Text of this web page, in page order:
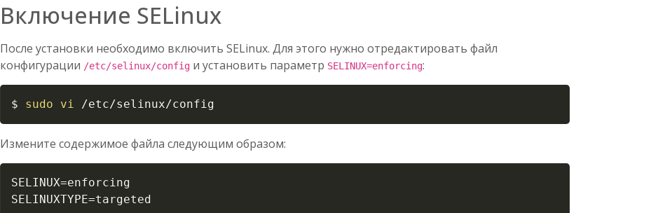
Включение SELinux
После установки необходимо включить SELinux. Для этого нужно отредактировать файл
конфигурации /etc/selinux/config и установить параметр SELINUX=enforcing:
$ sudo vi /etc/selinux/config
Измените содержимое файла следующим образом:
SELINUX=
SELINUXTYPE=targeted